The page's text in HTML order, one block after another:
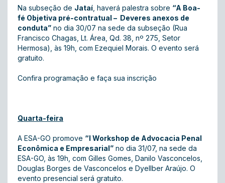
Na subseção de Jataí , haverá palestra sobre “A Boa-
fé Objetiva pré-contratual – Deveres anexos de
conduta” no dia 30/07 na sede da subseção (Rua
Francisco Chagas, Lt. Área, Qd. 38, nº 275, Setor
Hermosa), às 19h, com Ezequiel Morais. O evento será
gratuito.
Confira programação e faça sua inscrição
Quarta-feira
A ESA-GO promove “I Workshop de Advocacia Penal
Econômica e Empresarial” no dia 31/07, na sede da
ESA-GO, às 19h, com Gilles Gomes, Danilo Vasconcelos,
Douglas Borges de Vasconcelos e Dyellber Araújo. O
evento presencial será gratuito.